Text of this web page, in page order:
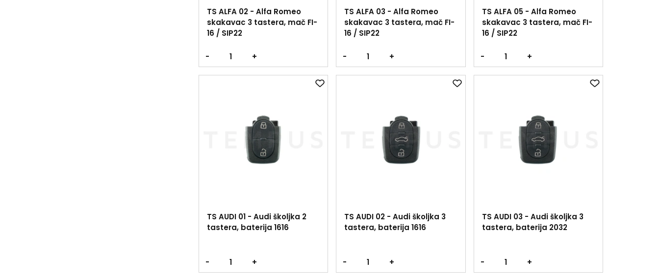
TS ALFA 02 - Alfa Romeo
skakavac 3 tastera, mač FI-
16 / SIP22
- +
TS ALFA 03 - Alfa Romeo
skakavac 3 tastera, mač FI-
16 / SIP22
- +
TS ALFA 05 - Alfa Romeo
skakavac 3 tastera, mač FI-
16 / SIP22
- +
TS AUDI 01 - Audi školjka 2
tastera, baterija 1616
- +
TS AUDI 02 - Audi školjka 3
tastera, baterija 1616
- +
TS AUDI 03 - Audi školjka 3
tastera, baterija 2032
- +